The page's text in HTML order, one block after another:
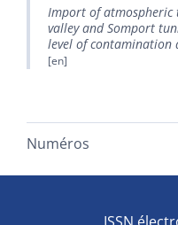
Import of atmospheric
valley and Somport
level of contamination
Numéros